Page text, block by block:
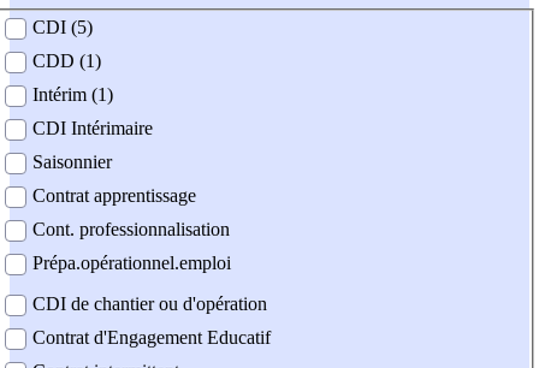
contrat
CDI (5)
CDD (1)
Intérim (1)
CDI Intérimaire
Saisonnier
Contrat apprentissage
Cont. professionnalisation
Prépa.opérationnel.emploi
CDI de chantier ou d'opération
Contrat d'Engagement Educatif